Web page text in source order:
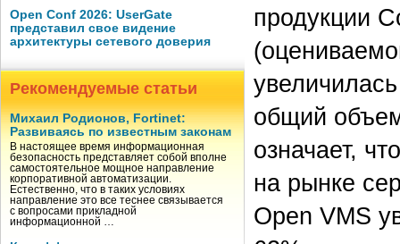
Open Conf 2026: UserGate
представил свое видение
архитектуры сетевого доверия
Рекомендуемые статьи
Михаил Родионов, Fortinet:
Развиваясь по известным законам
В настоящее время информационная
безопасность представляет собой вполне
самостоятельное мощное направление
корпоративной автоматизации.
Естественно, что в таких условиях
направление это все теснее связывается
с вопросами прикладной
информационной …
продукции
общий
означает,
на рынке
Open VMS